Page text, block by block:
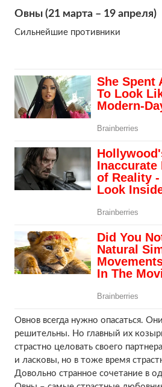
Овны (21 марта – 19 апреля)
Сильнейшие противники
Овнов всегда нужно опасаться.
решительны. Но главный их
страстно целовать своего
и ласковы, но в тоже время
Довольно странное сочетание в